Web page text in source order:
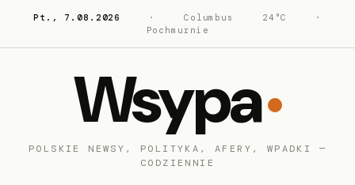
Pt., 7.08.2026 · Columbus 24°C
·
Pochmurnie
Wsypa
POLSKIE NEWSY, POLITYKA, AFERY, WPADKI —
CODZIENNIE